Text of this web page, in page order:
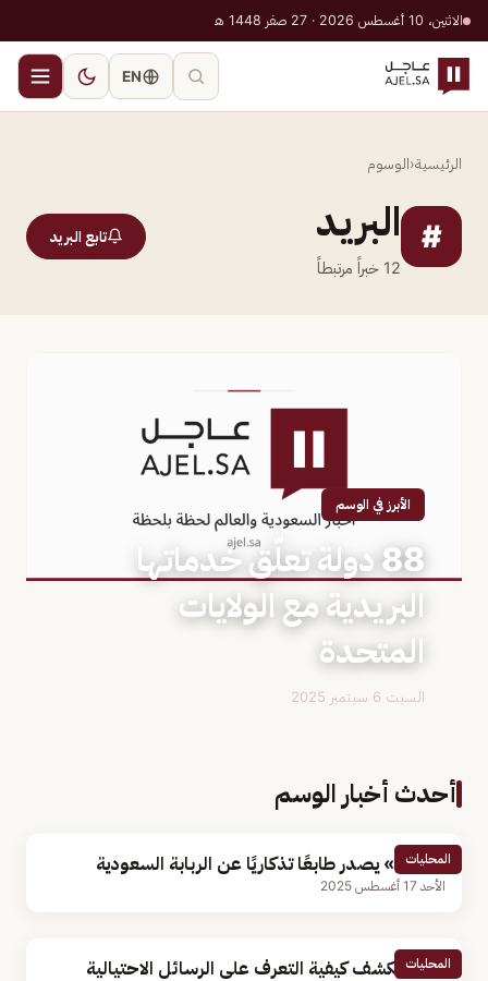
الاثنين، 10 أغسطس 2026 · 27 صفر 1448 هـ
EN
الرئيسية‹الوسوم
# البريد
12 خبراً مرتبطاً
تابع البريد
الأبرز في الوسم
88 دولة تعلّق خدماتها
البريدية مع الولايات
المتحدة
السبت 6 سبتمبر 2025
أحدث أخبار الوسم
المحليات
«البريد» يصدر طابعًا تذكاريًا عن الربابة السعودية
الأحد 17 أغسطس 2025
المحليات
البريد يكشف كيفية التعرف على الرسائل الاحتيالية